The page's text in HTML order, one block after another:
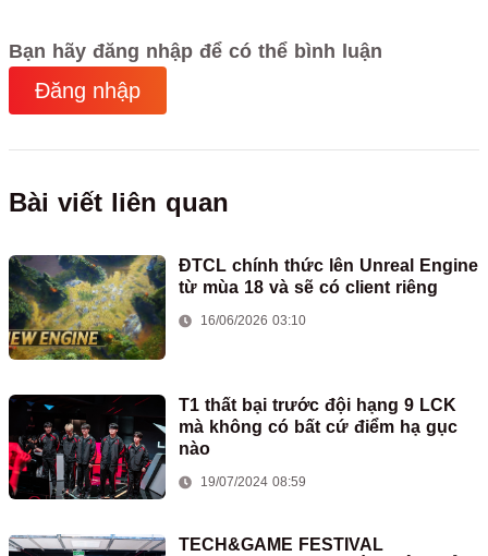
Bạn hãy đăng nhập để có thể bình luận
Đăng nhập
Bài viết liên quan
ĐTCL chính thức lên Unreal Engine
từ mùa 18 và sẽ có client riêng
16/06/2026 03:10
T1 thất bại trước đội hạng 9 LCK
mà không có bất cứ điểm hạ gục
nào
19/07/2024 08:59
TECH&GAME FESTIVAL